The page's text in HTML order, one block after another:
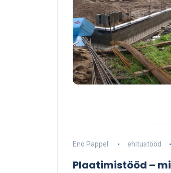
Eno Pappel ehitustööd
Plaatimistööd –